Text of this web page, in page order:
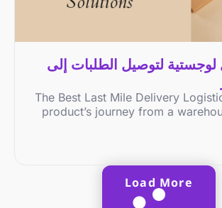
لتوصيل الطلبات إلى
The Best Last Mile Delivery
product’s journey from a
Load More